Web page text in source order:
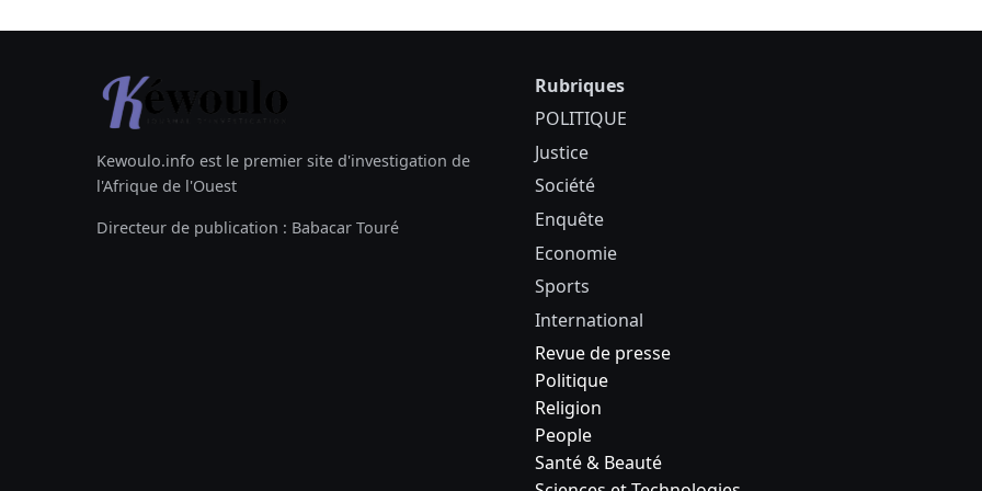
Kewoulo.info est le premier site d'investigation de
l'Afrique de l'Ouest
Directeur de publication : Babacar Touré
Rubriques
POLITIQUE
Justice
Société
Enquête
Economie
Sports
International
Revue de presse
Politique
Religion
People
Santé & Beauté